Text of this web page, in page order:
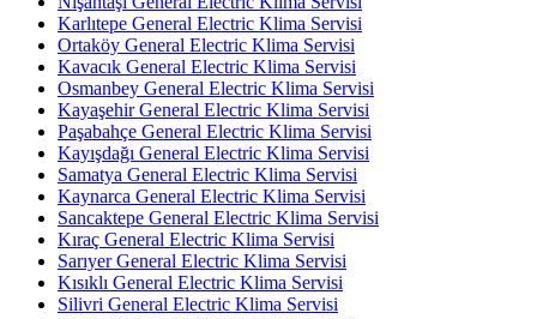
Karlıtepe General Electric Klima Servisi
Ortaköy General Electric Klima Servisi
Kavacık General Electric Klima Servisi
Osmanbey General Electric Klima Servisi
Kayaşehir General Electric Klima Servisi
Paşabahçe General Electric Klima Servisi
Kayışdağı General Electric Klima Servisi
Samatya General Electric Klima Servisi
Kaynarca General Electric Klima Servisi
Sancaktepe General Electric Klima Servisi
Kıraç General Electric Klima Servisi
Sarıyer General Electric Klima Servisi
Kısıklı General Electric Klima Servisi
Silivri General Electric Klima Servisi